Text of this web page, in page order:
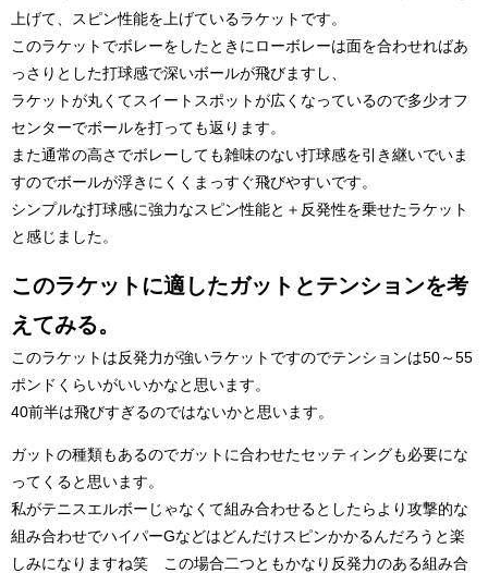
上げて、スピン性能を上げているラケットです。
このラケットでボレーをしたときにローボレーは面を合わせればあ
っさりとした打球感で深いボールが飛びますし、
ラケットが丸くてスイートスポットが広くなっているので多少オフ
センターでボールを打っても返ります。
また通常の高さでボレーしても雑味のない打球感を引き継いでいま
すのでボールが浮きにくくまっすぐ飛びやすいです。
シンプルな打球感に強力なスピン性能と＋反発性を乗せたラケット
と感じました。
このラケットに適したガットとテンションを考
えてみる。
このラケットは反発力が強いラケットですのでテンションは50～55
ポンドくらいがいいかなと思います。
40前半は飛びすぎるのではないかと思います。
ガットの種類もあるのでガットに合わせたセッティングも必要にな
ってくると思います。
私がテニスエルボーじゃなくて組み合わせるとしたらより攻撃的な
組み合わせでハイパーGなどはどんだけスピンかかるんだろうと楽
しみになりますね笑 この場合二つともかなり反発力のある組み合